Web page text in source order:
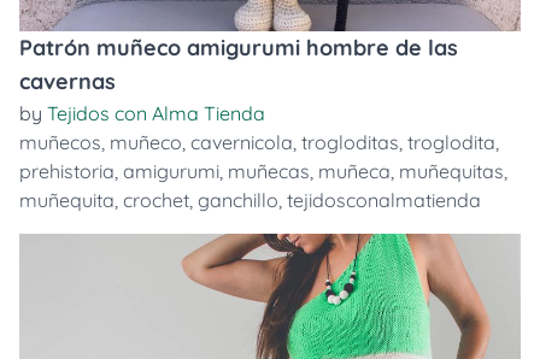
Patrón muñeco amigurumi hombre de las
cavernas
by Tejidos con Alma Tienda
muñecos, muñeco, cavernicola, trogloditas, troglodita,
prehistoria, amigurumi, muñecas, muñeca, muñequitas,
muñequita, crochet, ganchillo, tejidosconalmatienda